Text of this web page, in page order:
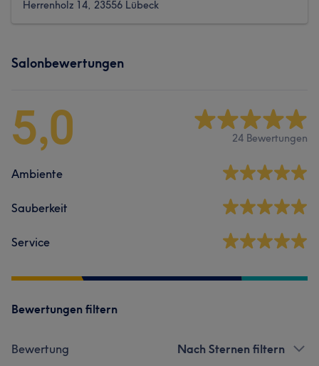
Herrenholz 14, 23556 Lübeck
Salonbewertungen
5,0 24 Bewertungen
Ambiente
Sauberkeit
Service
Bewertungen filtern
Bewertung Nach Sternen filtern